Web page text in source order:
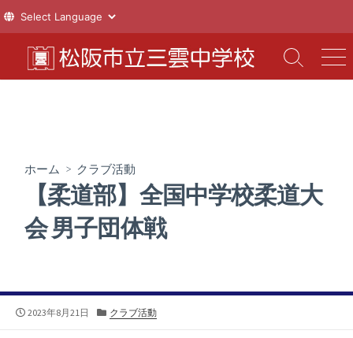
テ
検
索
メ
ニ
ホーム > クラブ活動
【柔道部】全国中学校柔道大
会 男子団体戦
公
2023年8月21日
カ
クラブ活動